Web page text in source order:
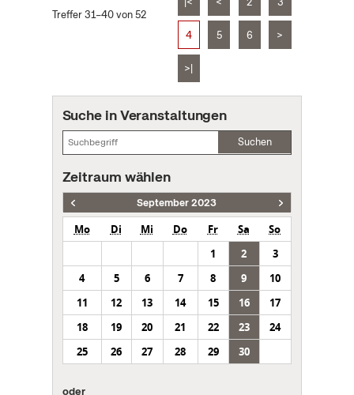
Treffer 31–40 von 52
4 5 6 >
>|
Suche in Veranstaltungen
Suchen
Zeitraum wählen
September 2023
Mo Di Mi Do Fr Sa
So
1
2
3
4
5 6 7 8 9
10
11
12 13 14 15 16
17
18
19 20 21 22 23
24
25
26 27 28 29 30
oder